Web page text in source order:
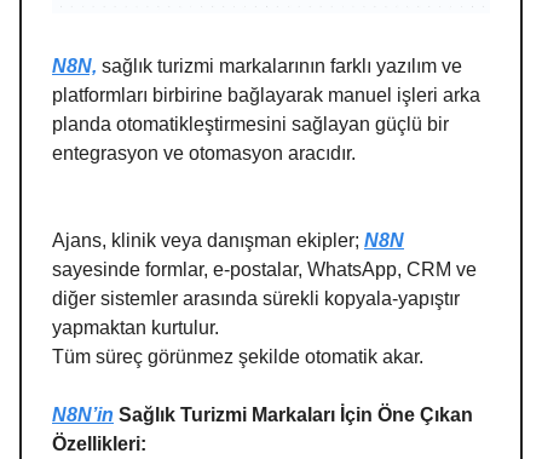
N8N, sağlık turizmi markalarının farklı yazılım ve
platformları birbirine bağlayarak manuel işleri arka
planda otomatikleştirmesini sağlayan güçlü bir
entegrasyon ve otomasyon aracıdır.
Ajans, klinik veya danışman ekipler; N8N
sayesinde formlar, e-postalar, WhatsApp, CRM ve
diğer sistemler arasında sürekli kopyala-yapıştır
yapmaktan kurtulur.
Tüm süreç görünmez şekilde otomatik akar.
N8N’in Sağlık Turizmi Markaları İçin Öne Çıkan
Özellikleri: